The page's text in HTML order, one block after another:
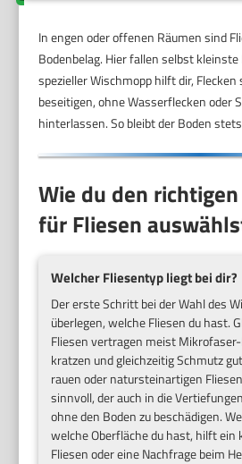
In engen oder offenen Räumen sind
Bodenbelag. Hier fallen selbst
spezieller Wischmopp hilft dir,
beseitigen, ohne Wasserflecken oder
hinterlassen. So bleibt der Boden
Wie du den
für Fliesen
Welcher Fliesentyp liegt bei dir?
Der erste Schritt bei der Wahl des
überlegen, welche Fliesen du hast.
Fliesen vertragen meist
kratzen und gleichzeitig Schmutz
rauen oder natursteinartigen
sinnvoll, der auch in die
ohne den Boden zu beschädigen.
welche Oberfläche du hast, hilft ein
Fliesen oder eine Nachfrage beim